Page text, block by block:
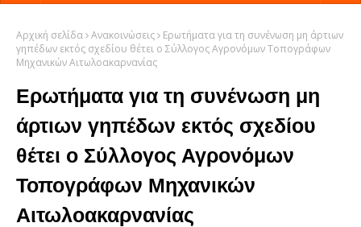
Αρχική σελίδα Ανακοινώσεις
Ερωτήματα για τη συνένωση μη άρτιων
γηπέδων εκτός σχεδίου θέτει ο Σύλλογος Αγρονόμων Τοπογράφων
Μηχανικών Αιτωλοακαρνανίας
Ερωτήματα για τη συνένωση μη
άρτιων γηπέδων εκτός σχεδίου
θέτει ο Σύλλογος Αγρονόμων
Τοπογράφων Μηχανικών
Αιτωλοακαρνανίας